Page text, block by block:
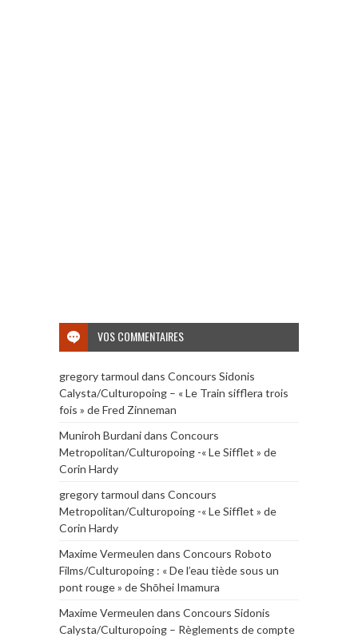
VOS COMMENTAIRES
gregory tarmoul dans Concours Sidonis
Calysta/Culturopoing – « Le Train sifflera trois
fois » de Fred Zinneman
Muniroh Burdanidans Concours
Metropolitan/Culturopoing -« Le Sifflet » de
Corin Hardy
gregory tarmoul dans Concours
Metropolitan/Culturopoing -« Le Sifflet » de
Corin Hardy
Maxime Vermeulen dans Concours Roboto
Films/Culturopoing : « De l’eau tiède sous un
pont rouge » de Shōhei Imamura
Maxime Vermeulen dans Concours Sidonis
Calysta/Culturopoing – Règlements de compte